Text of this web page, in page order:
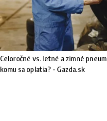
Celoročné vs. letné a zimné
komu sa oplatia? - Gazda.sk